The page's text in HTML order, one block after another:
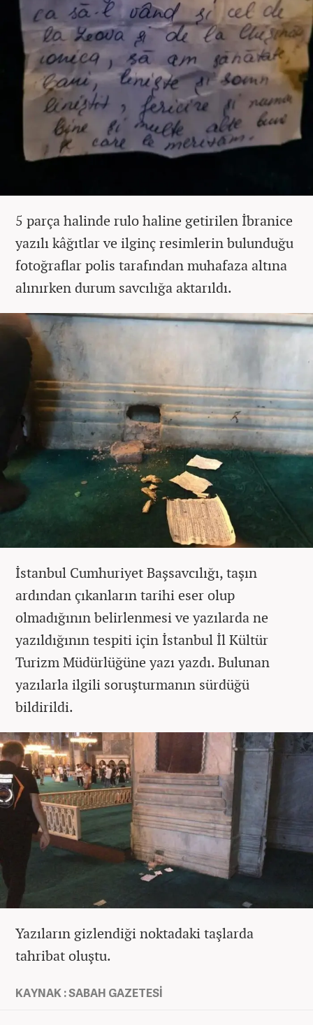
5 parça halinde rulo haline getirilen İbranice
yazılı kâğıtlar ve ilginç resimlerin bulunduğu
fotoğraflar polis tarafından muhafaza altına
alınırken durum savcılığa aktarıldı.
İstanbul Cumhuriyet Başsavcılığı, taşın
ardından çıkanların tarihi eser olup
olmadığının belirlenmesi ve yazılarda ne
yazıldığının tespiti için İstanbul İl Kültür
Turizm Müdürlüğüne yazı yazdı. Bulunan
yazılarla ilgili soruşturmanın sürdüğü
bildirildi.
Yazıların gizlendiği noktadaki taşlarda
tahribat oluştu.
KAYNAK : SABAH GAZETESİ